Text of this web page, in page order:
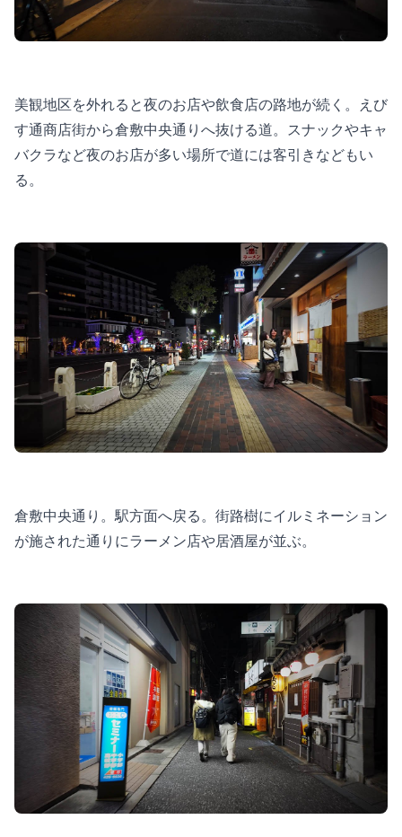
美観地区を外れると夜のお店や飲食店の路地が続く。えび
す通商店街から倉敷中央通りへ抜ける道。スナックやキャ
バクラなど夜のお店が多い場所で道には客引きなどもい
る。
倉敷中央通り。駅方面へ戻る。街路樹にイルミネーション
が施された通りにラーメン店や居酒屋が並ぶ。